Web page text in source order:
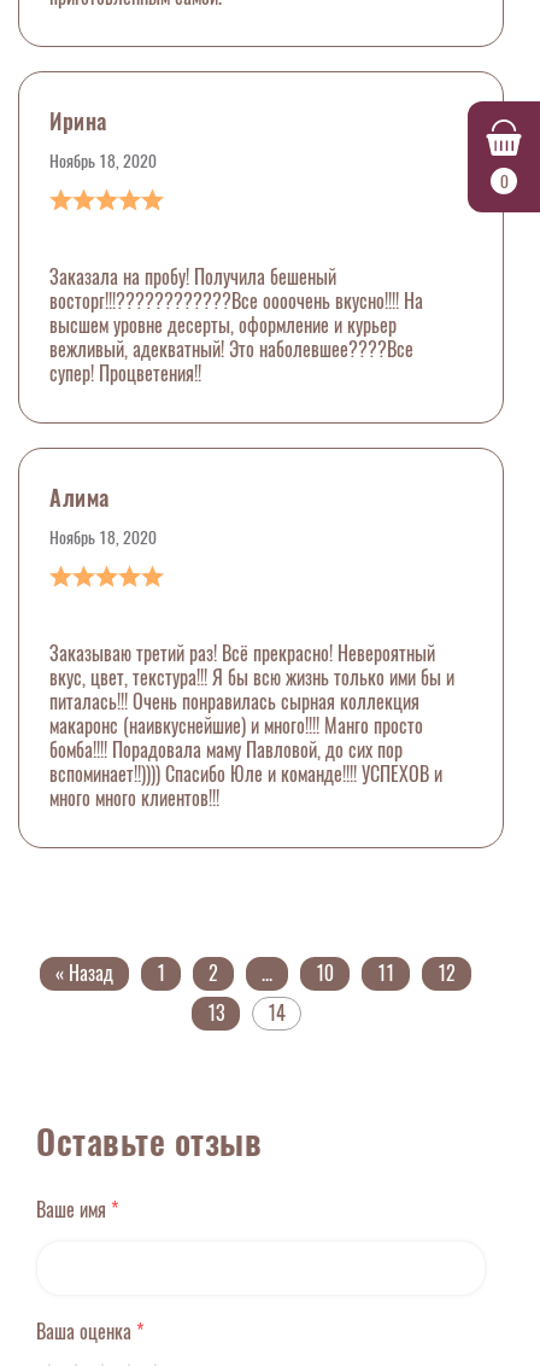
0
Ирина
Ноябрь 18, 2020
Заказала на пробу! Получила бешеный
восторг!!!????????????Все оооочень вкусно!!!! На
высшем уровне десерты, оформление и курьер
вежливый, адекватный! Это наболевшее????Все
супер! Процветения!!
Алима
Ноябрь 18, 2020
Заказываю третий раз! Всё прекрасно! Невероятный
вкус, цвет, текстура!!! Я бы всю жизнь только ими бы и
питалась!!! Очень понравилась сырная коллекция
макаронс (наивкуснейшие) и много!!!! Манго просто
бомба!!!! Порадовала маму Павловой, до сих пор
вспоминает!!)))) Спасибо Юле и команде!!!! УСПЕХОВ и
много много клиентов!!!
« Назад 1 2 ... 10 11
12
13
14
Оставьте отзыв
Ваше имя *
Ваша оценка *